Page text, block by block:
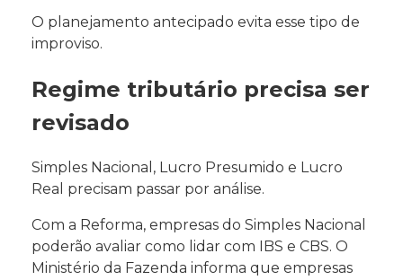
O planejamento antecipado evita esse tipo de
improviso.
Regime tributário precisa ser
revisado
Simples Nacional, Lucro Presumido e Lucro
Real precisam passar por análise.
Com a Reforma, empresas do Simples Nacional
poderão avaliar como lidar com IBS e CBS. O
Ministério da Fazenda informa que empresas